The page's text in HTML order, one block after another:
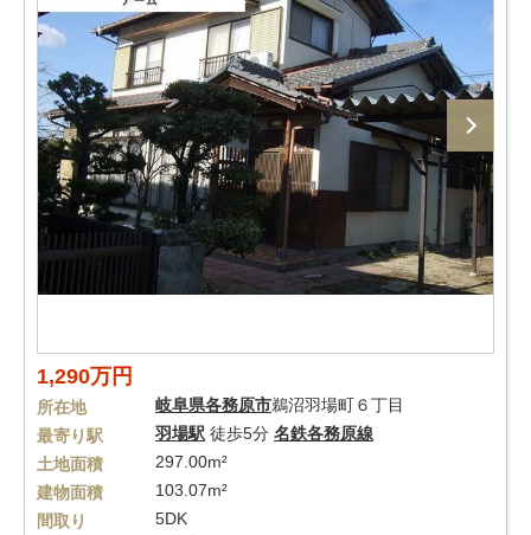
1,290万円
所在地 岐阜県各務原市鵜沼羽場町６丁目
最寄り駅
羽場駅 徒歩5分 名鉄各務原線
土地面積
297.00m²
建物面積
103.07m²
間取り
5DK